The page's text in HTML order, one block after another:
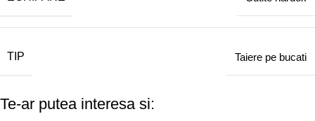
TIP Taiere pe bucati
Te-ar putea interesa si: